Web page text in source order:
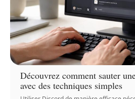
Découvrez comment sauter
avec des techniques simples